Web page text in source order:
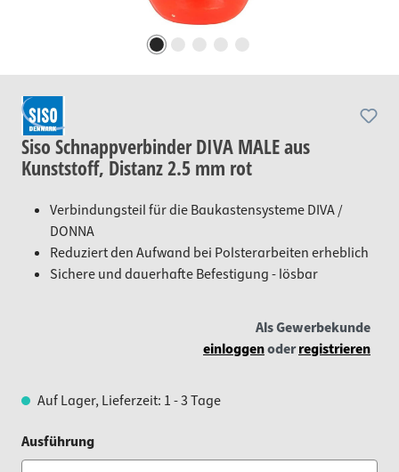
Siso Schnappverbinder DIVA MALE aus
Kunststoff, Distanz 2.5 mm rot
Verbindungsteil für die Baukastensysteme DIVA /
DONNA
Reduziert den Aufwand bei Polsterarbeiten erheblich
Sichere und dauerhafte Befestigung - lösbar
Als Gewerbekunde
einloggenoderregistrieren
Auf Lager, Lieferzeit: 1 - 3 Tage
Ausführungauswählen